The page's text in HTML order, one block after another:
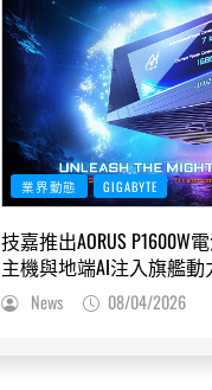
業界動態 GIGABYTE
技嘉推出AORUS
主機與地端AI注入旗艦動
News 08/04/2026